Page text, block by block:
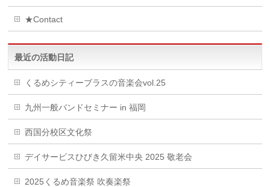
★Contact
最近の活動日記
くるめシティーブラスの音楽会vol.25
九州一般バンドセミナー in 福岡
西国分校区文化祭
デイサービスひびき久留米中央 2025 敬老会
2025くるめ音楽祭 吹奏楽祭